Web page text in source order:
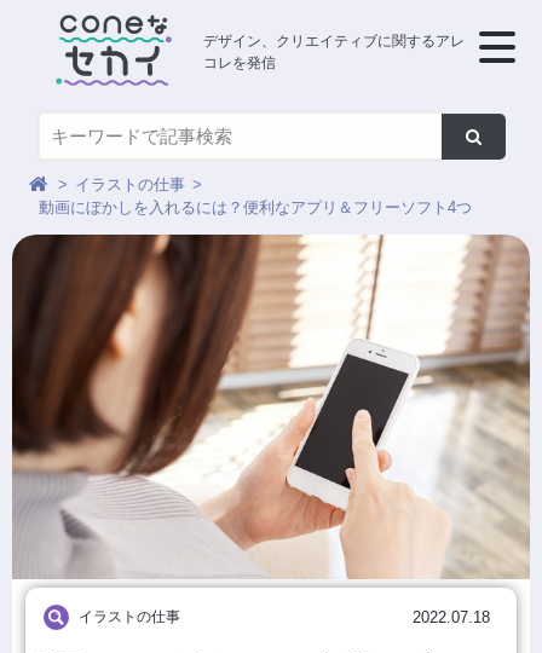
デザイン、クリエイティブに関するアレ
コレを発信
イラストの仕事
動画にぼかしを入れるには？便利なアプリ＆フリーソフト4つ
イラストの仕事 2022.07.18